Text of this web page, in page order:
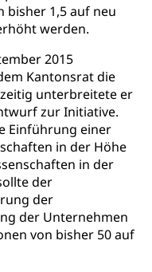
bisher 1,5 auf neu
werden.
2015
Kantonsrat die
unterbreitete er
zur Initiative.
Einführung einer
in der Höhe
in der
der
der
der Unternehmen
von bisher 50 auf
mit BM
für Ausbildung
(beruf.lu.ch)
Berufsbildung
Pädagogische
Luzern hslu
Ausbildung,
PH Luzern, UniLU,
der Schweizer
Kinderhort,